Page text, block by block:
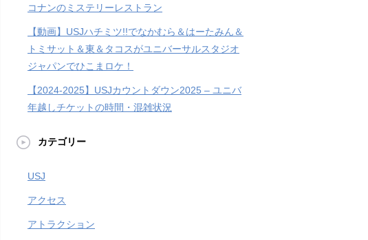
コナンのミステリーレストラン
【動画】USJハチミツ!!でなかむら＆はーたみん＆
トミサット＆東＆タコスがユニバーサルスタジオ
ジャパンでひこまロケ！
【2024-2025】USJカウントダウン2025 – ユニバ
年越しチケットの時間・混雑状況
カテゴリー
USJ
アクセス
アトラクション